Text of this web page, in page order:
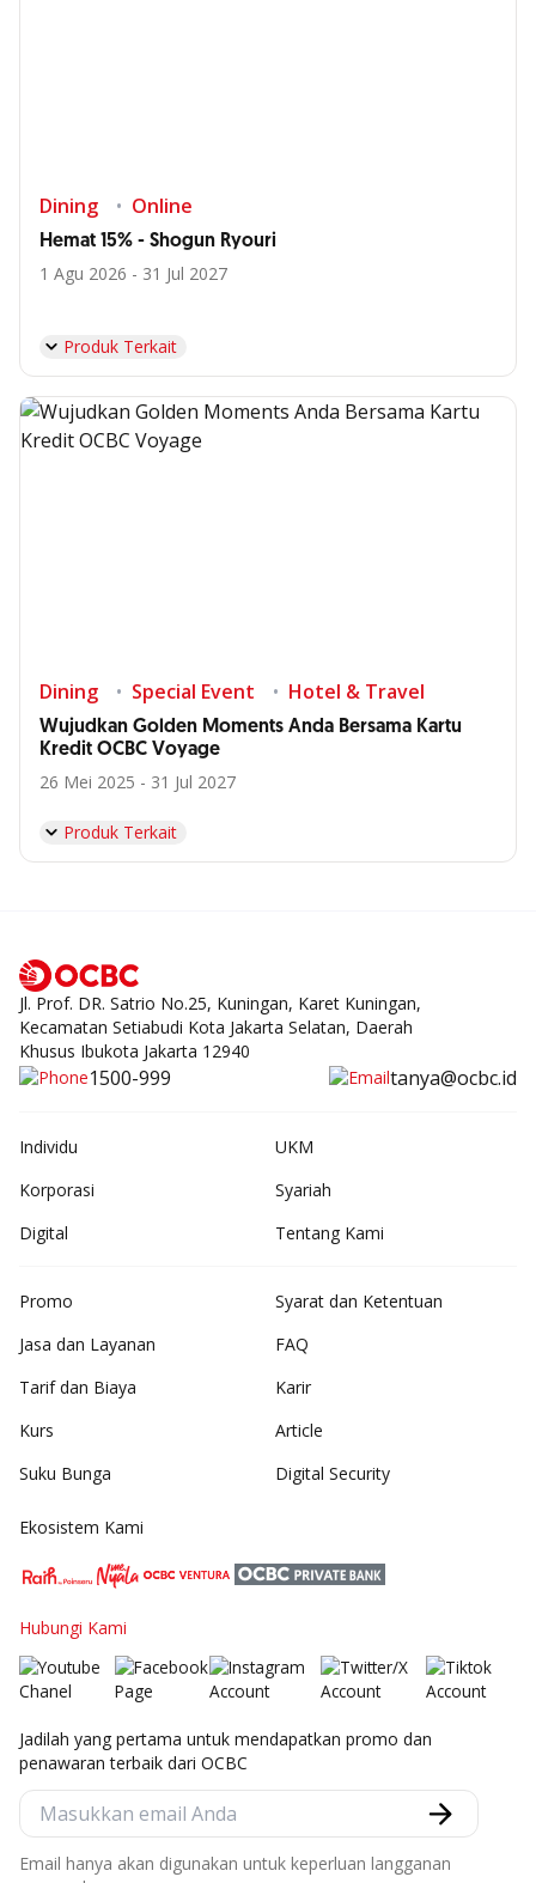
Dining Online
Hemat 15% - Shogun Ryouri
1 Agu 2026 - 31 Jul 2027
Produk Terkait
Dining Special Event Hotel & Travel
Wujudkan Golden Moments Anda Bersama Kartu
Kredit OCBC Voyage
26 Mei 2025 - 31 Jul 2027
Produk Terkait
Jl. Prof. DR. Satrio No.25, Kuningan, Karet Kuningan,
Kecamatan Setiabudi Kota Jakarta Selatan, Daerah
Khusus Ibukota Jakarta 12940
1500-999 tanya@ocbc.id
Individu
UKM
Korporasi
Syariah
Digital
Tentang Kami
Promo
Jasa dan Layanan
Tarif dan Biaya
Kurs
Suku Bunga
Syarat dan Ketentuan
FAQ
Karir
Article
Digital Security
Ekosistem Kami
Hubungi Kami
Jadilah yang pertama untuk mendapatkan promo dan
penawaran terbaik dari OCBC
Email hanya akan digunakan untuk keperluan langganan